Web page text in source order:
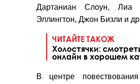
Дартаниан Слоун, Лиа
Эллингтон, Джон Бизли и
ЧИТАЙТЕ ТАКОЖ
Холостячки:
онлайн в хорошем
В центре